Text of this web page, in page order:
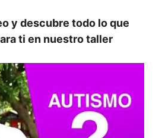
y descubre todo lo que
ti en nuestro taller